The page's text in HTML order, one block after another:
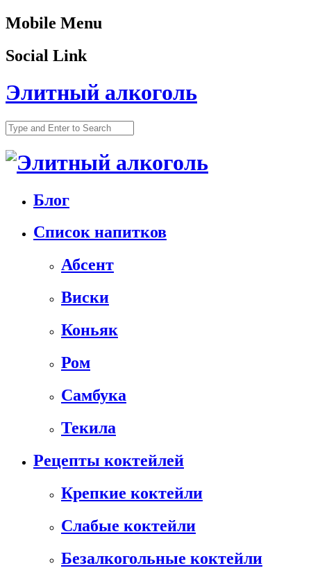
Mobile Menu
Social Link
Элитный алкоголь
Блог
Список напитков
Абсент
Виски
Коньяк
Ром
Самбука
Текила
Рецепты коктейлей
Крепкие коктейли
Слабые коктейли
Безалкогольные коктейли